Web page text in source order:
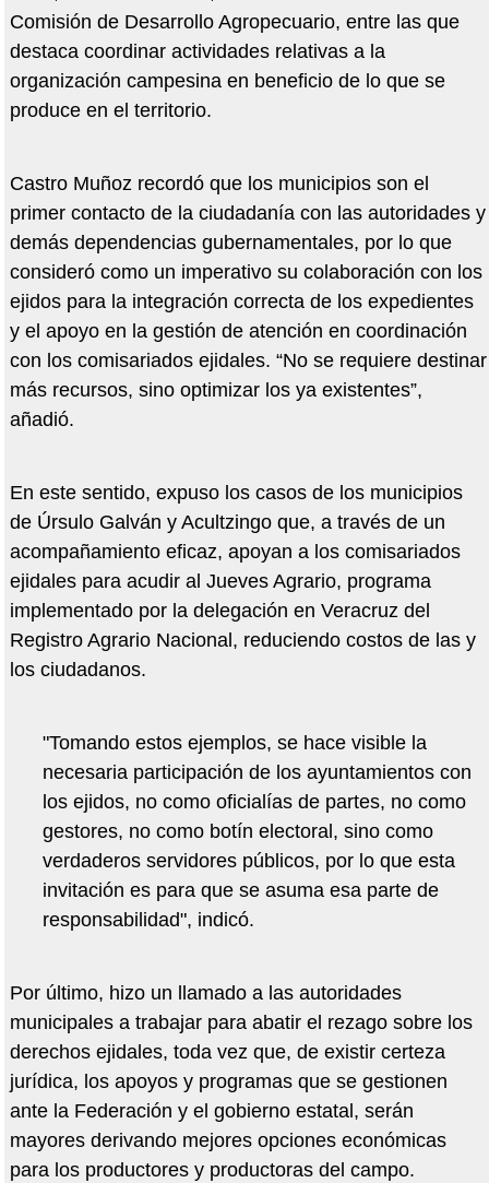
Comisión de Desarrollo Agropecuario, entre las que
destaca coordinar actividades relativas a la
organización campesina en beneficio de lo que se
produce en el territorio.
Castro Muñoz recordó que los municipios son el
primer contacto de la ciudadanía con las autoridades y
demás dependencias gubernamentales, por lo que
consideró como un imperativo su colaboración con los
ejidos para la integración correcta de los expedientes
y el apoyo en la gestión de atención en coordinación
con los comisariados ejidales. “No se requiere destinar
más recursos, sino optimizar los ya existentes”,
añadió.
En este sentido, expuso los casos de los municipios
de Úrsulo Galván y Acultzingo que, a través de un
acompañamiento eficaz, apoyan a los comisariados
ejidales para acudir al Jueves Agrario, programa
implementado por la delegación en Veracruz del
Registro Agrario Nacional, reduciendo costos de las y
los ciudadanos.
"Tomando estos ejemplos, se hace visible la
necesaria participación de los ayuntamientos con
los ejidos, no como oficialías de partes, no como
gestores, no como botín electoral, sino como
verdaderos servidores públicos, por lo que esta
invitación es para que se asuma esa parte de
responsabilidad", indicó.
Por último, hizo un llamado a las autoridades
municipales a trabajar para abatir el rezago sobre los
derechos ejidales, toda vez que, de existir certeza
jurídica, los apoyos y programas que se gestionen
ante la Federación y el gobierno estatal, serán
mayores derivando mejores opciones económicas
para los productores y productoras del campo.